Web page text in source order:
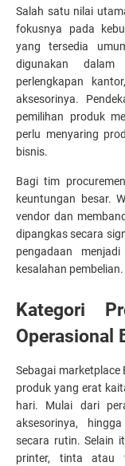
Salah satu nilai
fokusnya pada
yang tersedia
digunakan
perlengkapan
aksesorinya.
pemilihan produk
perlu menyaring
bisnis.
Bagi tim
keuntungan besar.
vendor dan
dipangkas secara
pengadaan
kesalahan pembelian.
Kategori
Operasional
Sebagai
produk yang erat
hari. Mulai dari
aksesorinya,
secara rutin. Selain
printer, tinta atau